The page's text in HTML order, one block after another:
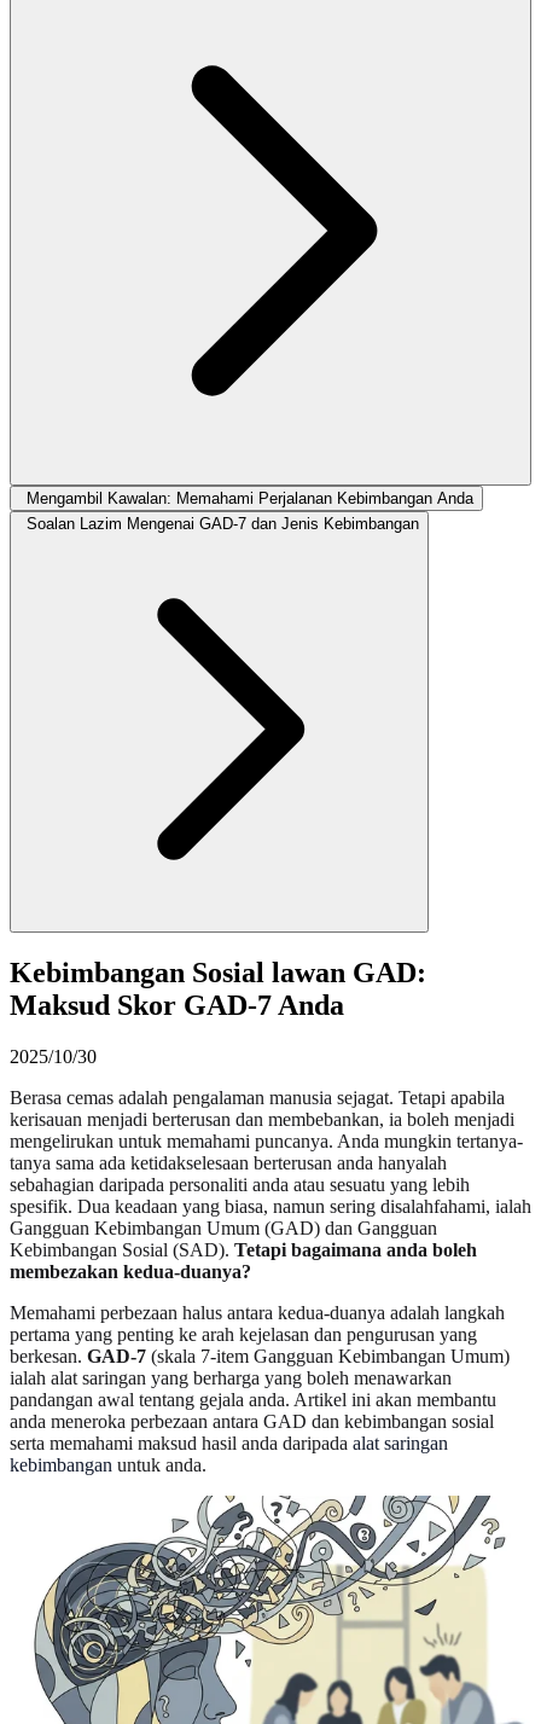
Mengambil Kawalan: Memahami Perjalanan Kebimbangan Anda
Soalan Lazim Mengenai GAD-7 dan Jenis Kebimbangan
Kebimbangan Sosial lawan GAD:
Maksud Skor GAD-7 Anda
2025/10/30
Berasa cemas adalah pengalaman manusia sejagat. Tetapi apabila
kerisauan menjadi berterusan dan membebankan, ia boleh menjadi
mengelirukan untuk memahami puncanya. Anda mungkin tertanya-
tanya sama ada ketidakselesaan berterusan anda hanyalah
sebahagian daripada personaliti anda atau sesuatu yang lebih
spesifik. Dua keadaan yang biasa, namun sering disalahfahami, ialah
Gangguan Kebimbangan Umum (GAD) dan Gangguan
Kebimbangan Sosial (SAD). Tetapi bagaimana anda boleh
membezakan kedua-duanya?
Memahami perbezaan halus antara kedua-duanya adalah langkah
pertama yang penting ke arah kejelasan dan pengurusan yang
berkesan. GAD-7 (skala 7-item Gangguan Kebimbangan Umum)
ialah alat saringan yang berharga yang boleh menawarkan
pandangan awal tentang gejala anda. Artikel ini akan membantu
anda meneroka perbezaan antara GAD dan kebimbangan sosial
serta memahami maksud hasil anda daripada alat saringan
kebimbangan untuk anda.